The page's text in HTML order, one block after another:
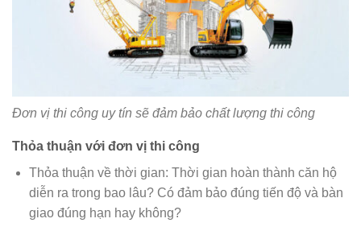
Đơn vị thi công uy tín sẽ đảm bảo chất lượng thi công
Thỏa thuận với đơn vị thi công
Thỏa thuận về thời gian: Thời gian hoàn thành căn hộ
diễn ra trong bao lâu? Có đảm bảo đúng tiến độ và bàn
giao đúng hạn hay không?